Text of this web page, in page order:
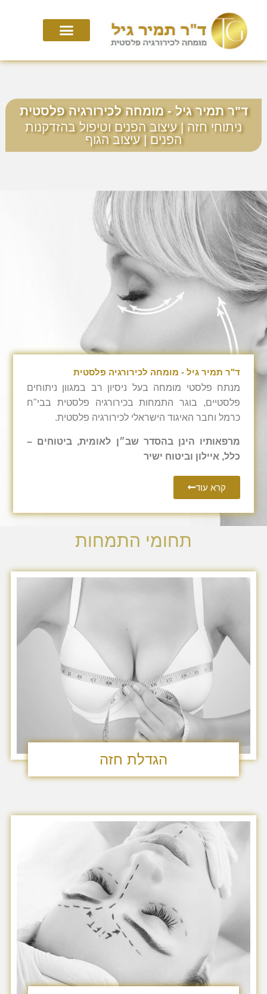
ד"ר תמיר גיל - מומחה לכירורגיה פלסטית
ניתוחי חזה | עיצוב הפנים וטיפול בהזדקנות
הפנים | עיצוב הגוף
ד"ר תמיר גיל - מומחה לכירורגיה פלסטית
מנתח פלסטי מומחה בעל ניסיון רב במגוון ניתוחים
פלסטיים, בוגר התמחות בכירורגיה פלסטית בבי"ח
כרמל וחבר האיגוד הישראלי לכירורגיה פלסטית.
מרפאותיו הינן בהסדר שב״ן לאומית, ביטוחים –
כלל, איילון וביטוח ישיר
קרא עוד
תחומי התמחות
הגדלת חזה